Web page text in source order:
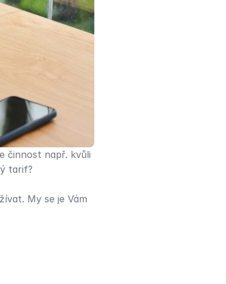
činnost např. kvůli
tarif?
My se je Vám